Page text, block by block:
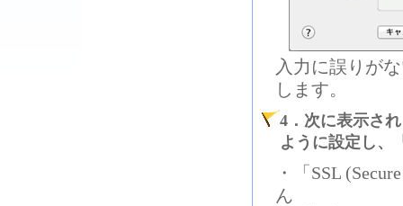
入力に誤りが
します。
4．次に表示さ
ように設定し、
・「SSL
ん